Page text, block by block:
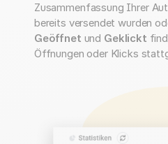
Zusammenfassung Ihrer
bereits versendet wurden
Geöffnet und Geklickt
Öffnungen oder Klicks